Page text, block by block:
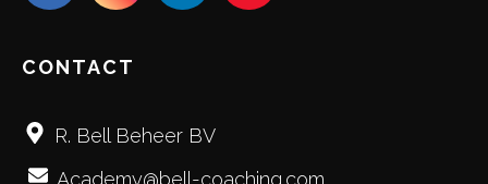
CONTACT
R. Bell Beheer BV